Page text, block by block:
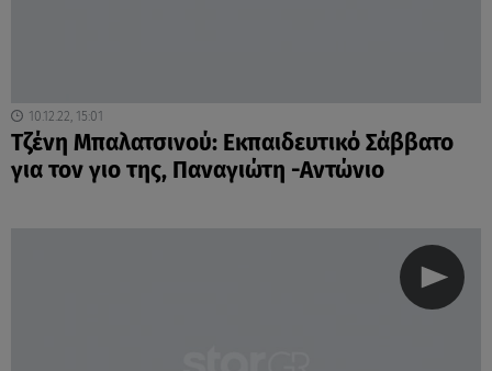
10.12.22, 15:01
Τζένη Μπαλατσινού: Εκπαιδευτικό Σάββατο
για τον γιο της, Παναγιώτη -Αντώνιο